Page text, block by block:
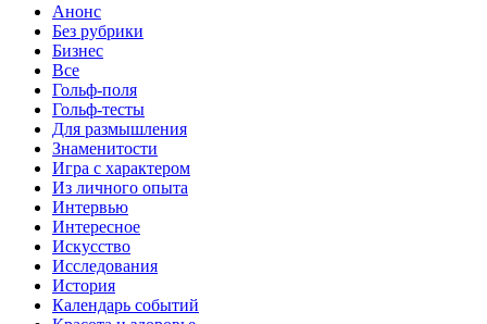
Анонс
Без рубрики
Бизнес
Все
Гольф-поля
Гольф-тесты
Для размышления
Знаменитости
Игра с характером
Из личного опыта
Интервью
Интересное
Искусство
Исследования
История
Календарь событий